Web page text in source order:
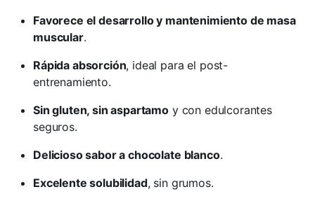
Favorece el desarrollo y mantenimiento de masa
muscular.
Rápida absorción, ideal para el post-
entrenamiento.
Sin gluten, sin aspartamo y con edulcorantes
seguros.
Delicioso sabor a chocolate blanco.
Excelente solubilidad, sin grumos.